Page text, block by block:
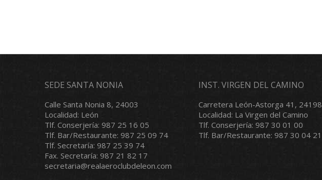
SEDE SANTA NONIA
Calle Santa Nonia 8, 24003
Localidad: León
Tlf. Conserjería: 987 25 16 05
Tlf. Bar/Restaurante: 987 25 09 74
Tlf. Secretaría: 987 25 39 74
Fax. Secretaría: 987 21 82 17
secretaria@realaeroclubdeleon.com
INST. VIRGEN DEL CAMINO
Carretera León-Astorga 41, 24198
Localidad: La Virgen del Camino
Tlf. Conserjería: 987 30 01 00
Tlf. Bar/Restaurante: 987 30 04 21